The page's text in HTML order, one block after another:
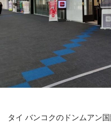
タイ バンコクのドンムアン